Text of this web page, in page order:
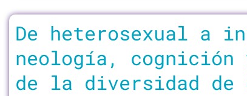
De heterosexual a
neología,
de la diversidad de